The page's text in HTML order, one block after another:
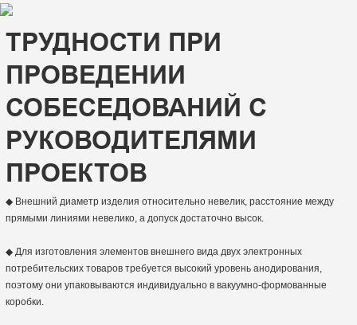
ТРУДНОСТИ ПРИ
ПРОВЕДЕНИИ
СОБЕСЕДОВАНИЙ С
РУКОВОДИТЕЛЯМИ
ПРОЕКТОВ
◆ Внешний диаметр изделия относительно невелик, расстояние между
прямыми линиями невелико, а допуск достаточно высок.
◆ Для изготовления элементов внешнего вида двух электронных
потребительских товаров требуется высокий уровень анодирования,
поэтому они упаковываются индивидуально в вакуумно-формованные
коробки.